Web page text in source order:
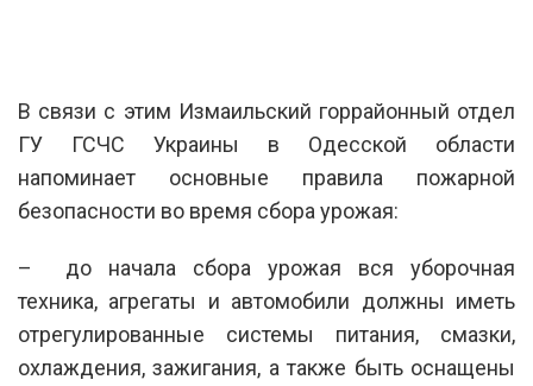
В связи с этим Измаильский горрайонный отдел
ГУ ГСЧС Украины в Одесской области
напоминает основные правила пожарной
безопасности во время сбора урожая:
– до начала сбора урожая вся уборочная
техника, агрегаты и автомобили должны иметь
отрегулированные системы питания, смазки,
охлаждения, зажигания, а также быть оснащены